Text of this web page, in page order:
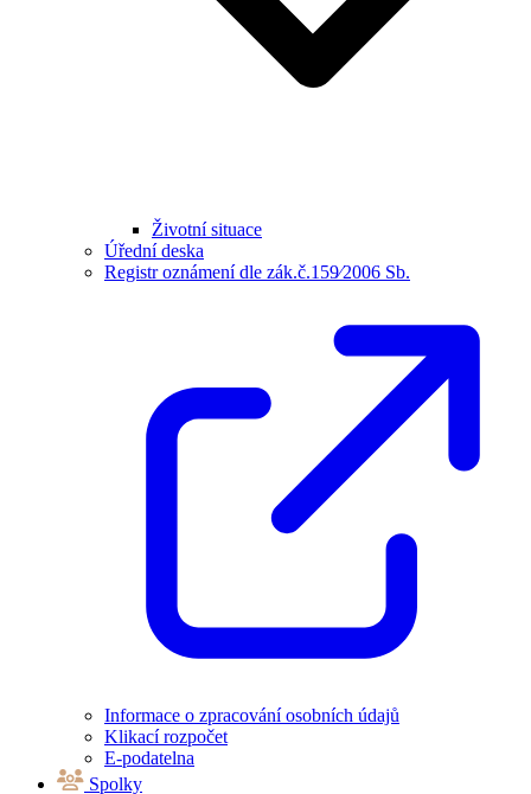
Životní situace
Úřední deska
Registr oznámení dle zák.č.159⁄2006 Sb.
Informace o zpracování osobních údajů
Klikací rozpočet
E-podatelna
Spolky